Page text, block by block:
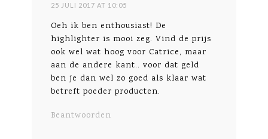
25 JULI 2017 AT 10:05
Oeh ik ben enthousiast! De
highlighter is mooi zeg. Vind de prijs
ook wel wat hoog voor Catrice, maar
aan de andere kant.. voor dat geld
ben je dan wel zo goed als klaar wat
betreft poeder producten.
Beantwoorden